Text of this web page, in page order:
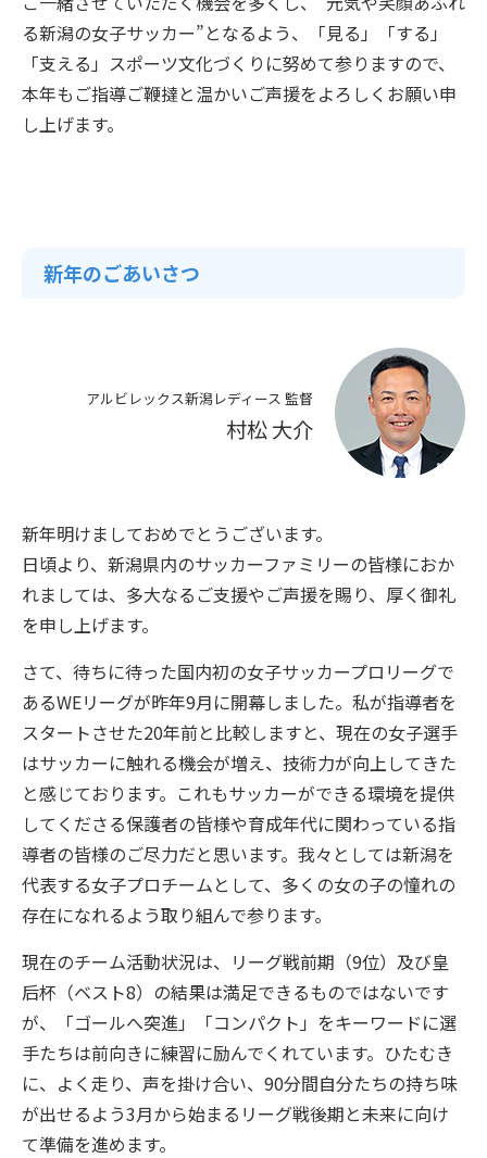
る新潟の女子サッカー”となるよう、「見る」「する」
「支える」スポーツ文化づくりに努めて参りますので、
本年もご指導ご鞭撻と温かいご声援をよろしくお願い申
し上げます。
新年のごあいさつ
アルビレックス新潟レディース 監督
村松 大介
新年明けましておめでとうございます。
日頃より、新潟県内のサッカーファミリーの皆様におか
れましては、多大なるご支援やご声援を賜り、厚く御礼
を申し上げます。
さて、待ちに待った国内初の女子サッカープロリーグで
あるWEリーグが昨年9月に開幕しました。私が指導者を
スタートさせた20年前と比較しますと、現在の女子選手
はサッカーに触れる機会が増え、技術力が向上してきた
と感じております。これもサッカーができる環境を提供
してくださる保護者の皆様や育成年代に関わっている指
導者の皆様のご尽力だと思います。我々としては新潟を
代表する女子プロチームとして、多くの女の子の憧れの
存在になれるよう取り組んで参ります。
現在のチーム活動状況は、リーグ戦前期（9位）及び皇
后杯（ベスト8）の結果は満足できるものではないです
が、「ゴールへ突進」「コンパクト」をキーワードに選
手たちは前向きに練習に励んでくれています。ひたむき
に、よく走り、声を掛け合い、90分間自分たちの持ち味
が出せるよう3月から始まるリーグ戦後期と未来に向け
て準備を進めます。